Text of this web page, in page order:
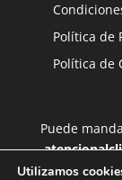
Política de
Política de
Puede
Utilizamos